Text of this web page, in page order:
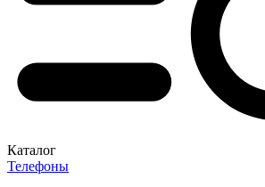
Каталог
Телефоны